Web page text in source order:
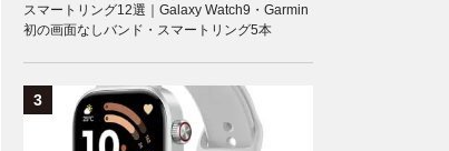
スマートリング12選｜Galaxy Watch9・Garmin
初の画面なしバンド・スマートリング5本